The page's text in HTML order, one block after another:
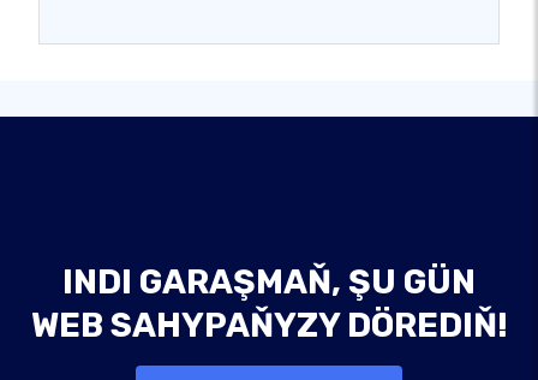
INDI GARAŞMAŇ, ŞU GÜN
WEB SAHYPAŇYZY DÖREDIŇ!